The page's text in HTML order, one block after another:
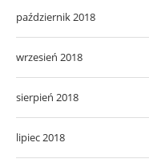
październik 2018
wrzesień 2018
sierpień 2018
lipiec 2018